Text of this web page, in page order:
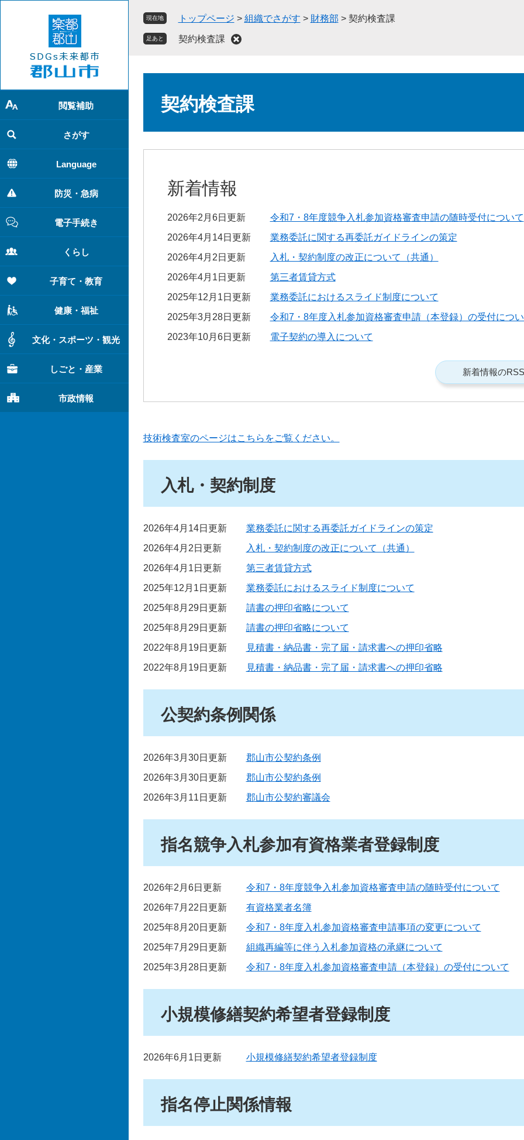
で
す
。
ば
し
て
本
文
へ
閲覧補助
さがす
Language
防災・急病
電子手続き
くらし
子育て・教育
健康・福祉
文化・スポーツ・観光
しごと・産業
市政情報
現在地 トップページ > 組織でさがす > 財務部 > 契約検査課
足あと 契約検査課
契約検査課
新着情報
2026年2月6日更新
令和7・8年度競争入札参加資格審査申請の随時受付について
2026年4月14日更新
業務委託に関する再委託ガイドラインの策定
2026年4月2日更新
入札・契約制度の改正について（共通）
2026年4月1日更新
第三者賃貸方式
2025年12月1日更新
業務委託におけるスライド制度について
2025年3月28日更新
令和7・8年度入札参加資格審査申請（本登録）の受付につ
2023年10月6日更新
電子契約の導入について
新着情報のRSS
技術検査室のページはこちらをご覧ください。
入札・契約制度
2026年4月14日更新
業務委託に関する再委託ガイドラインの策定
2026年4月2日更新
入札・契約制度の改正について（共通）
2026年4月1日更新
第三者賃貸方式
2025年12月1日更新
業務委託におけるスライド制度について
2025年8月29日更新
請書の押印省略について
2025年8月29日更新
請書の押印省略について
2022年8月19日更新
見積書・納品書・完了届・請求書への押印省略
2022年8月19日更新
見積書・納品書・完了届・請求書への押印省略
公契約条例関係
2026年3月30日更新
郡山市公契約条例
2026年3月30日更新
郡山市公契約条例
2026年3月11日更新
郡山市公契約審議会
指名競争入札参加有資格業者登録制度
2026年2月6日更新
令和7・8年度競争入札参加資格審査申請の随時受付について
2026年7月22日更新
有資格業者名簿
2025年8月20日更新
令和7・8年度入札参加資格審査申請事項の変更について
2025年7月29日更新
組織再編等に伴う入札参加資格の承継について
2025年3月28日更新
令和7・8年度入札参加資格審査申請（本登録）の受付について
小規模修繕契約希望者登録制度
2026年6月1日更新 小規模修繕契約希望者登録制度
指名停止関係情報